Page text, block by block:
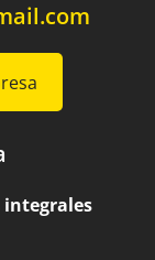
integrales